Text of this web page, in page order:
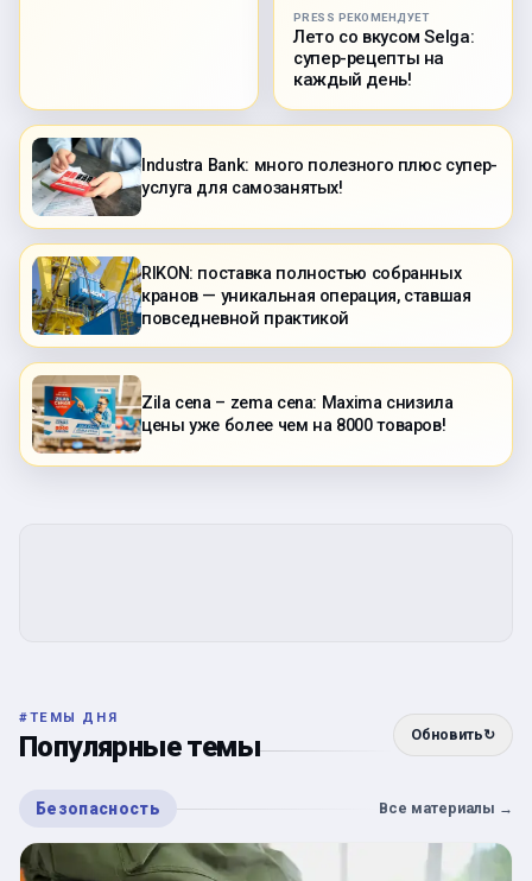
PRESS РЕКОМЕНДУЕТ
Лето со вкусом Selga:
супер-рецепты на
каждый день!
Industra Bank: много полезного плюс супер-
услуга для самозанятых!
RIKON: поставка полностью собранных
кранов — уникальная операция, ставшая
повседневной практикой
Zila cena – zema cena: Maxima снизила
цены уже более чем на 8000 товаров!
#ТЕМЫ ДНЯ
Популярные темы Обновить↻
Безопасность Все материалы →